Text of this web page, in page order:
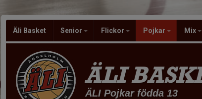
Äli Basket Senior Flickor Pojkar Mix
ÄLI
ÄLI Pojkar födda 13